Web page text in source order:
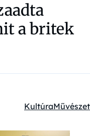
a britek
Kategóriák:
KultúraMűvészet